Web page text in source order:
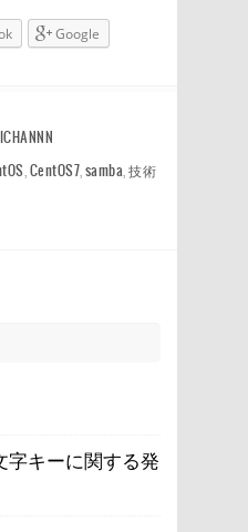
Google
CentOS7 ,samba ,技術
字キーに関する発